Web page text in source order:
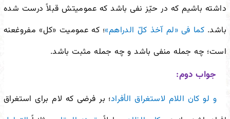
داشته باشیم که در حیّز نفی باشد که عمومیتش قبلاً درست شده
باشد.کما فی «لم آخذ کلّ الدراهم»؛ که عمومیت «کل» مفروغعنه
است؛ چه جمله منفی باشد و چه جمله مثبت باشد.
جواب دوم:
و لو کان اللام لاستغراق الأفراد؛ بر فرضی که لام برای استغراق